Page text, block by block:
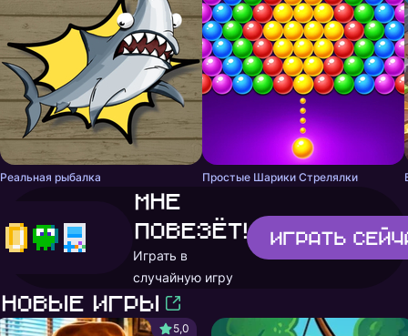
Реальная рыбалка Простые Шарики Стрелялки
Мне
повезёт!
Играть в
случайную игру
Играть
Новые игры
5,0